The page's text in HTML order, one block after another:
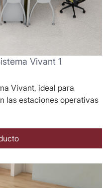
Vivant 1
Vivant, ideal para
las estaciones operativas